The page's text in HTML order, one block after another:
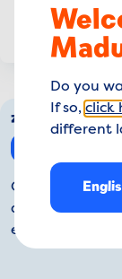
1
zondag 9
Ook zo’n zin in
avontuur! Nu
eenvoudig
Do you
If so, click
different